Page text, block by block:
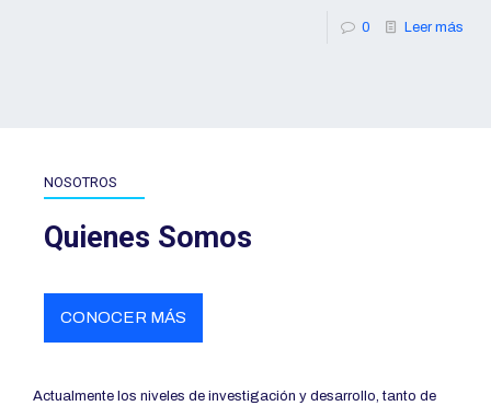
0 Leer más
NOSOTROS
Quienes Somos
CONOCER MÁS
Actualmente los niveles de investigación y desarrollo, tanto de